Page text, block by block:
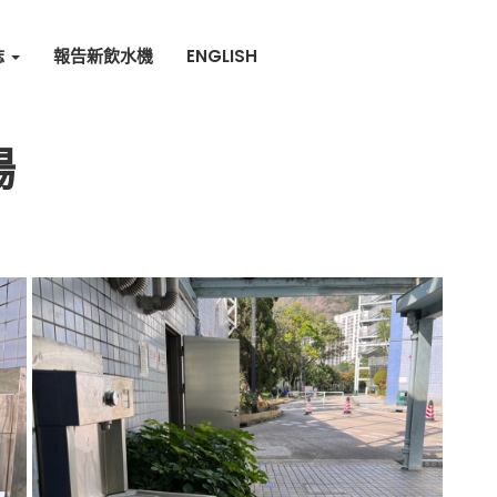
報告新飲水機 ENGLISH